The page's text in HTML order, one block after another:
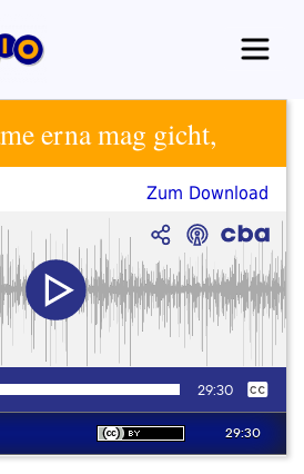
erna mag gicht,
Zum Download